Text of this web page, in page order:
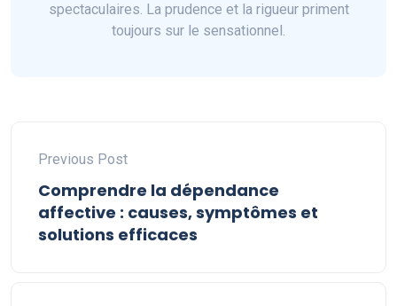
spectaculaires. La prudence et la rigueur priment
toujours sur le sensationnel.
Previous Post
Comprendre la dépendance
affective : causes, symptômes et
solutions efficaces